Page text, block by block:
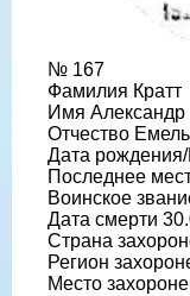
№ 167
Фамилия Кратт
Имя Александр
Отчество
Дата
Последнее
Воинское
Дата смерти
Страна
Регион
Место